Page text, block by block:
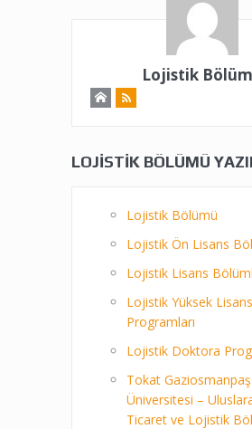
Lojistik
LOJISTIK BÖLÜMÜ
Lojistik Bölümü
Lojistik Ön Lisans
Lojistik Lisans
Lojistik Yüksek Lisans
Programları
Lojistik Doktora
Tokat
Üniversitesi –
Ticaret ve Lojistik